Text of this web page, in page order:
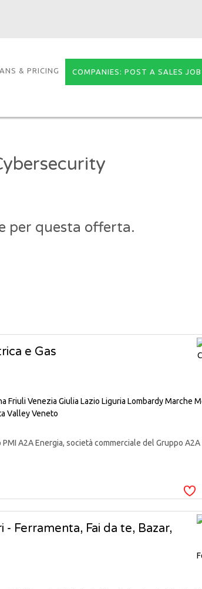
& PRICING COMPANIES: POST A SALES JOB
per questa offerta.
e Gas
Friuli Venezia Giulia Lazio Liguria LombardyMarche
ValleyVeneto
A2A Energia, società commerciale del Gruppo
Ferramenta, Fai da te, Bazar,